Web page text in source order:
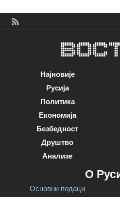
Најновије
Русија
Политика
Економија
Безбедност
Друштво
Анализе
О
Основни подаци